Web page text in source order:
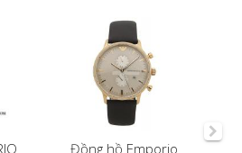
Đồng hồ Emporio